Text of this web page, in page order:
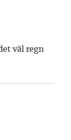
väl regn